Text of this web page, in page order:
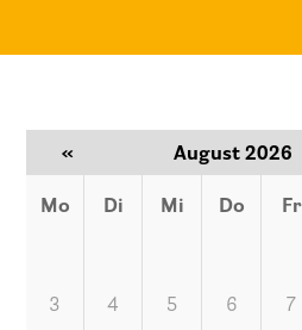
« August 2026
Mo Di Mi Do Fr
3 4 5 6 7